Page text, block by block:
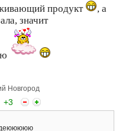
продукт
, а
значит
Новгород
+3